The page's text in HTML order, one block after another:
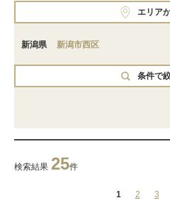
エリア
新潟県 新潟市西区
条件で
検索結果 25件
1 2 3